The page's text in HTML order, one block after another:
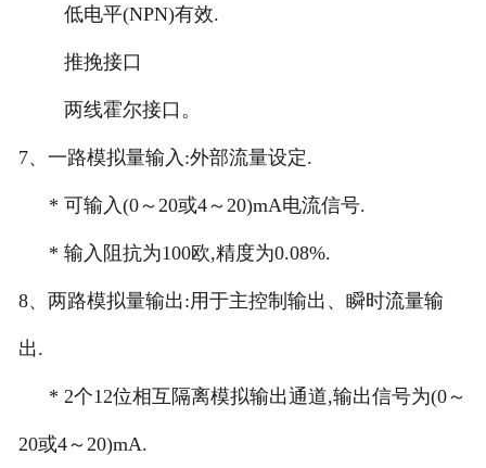
低电平(NPN)有效.
推挽接口
两线霍尔接口。
7、一路模拟量输入:外部流量设定.
* 可输入(0～20或4～20)mA电流信号.
* 输入阻抗为100欧,精度为0.08%.
8、两路模拟量输出:用于主控制输出、瞬时流量输
出.
* 2个12位相互隔离模拟输出通道,输出信号为(0～
20或4～20)mA.